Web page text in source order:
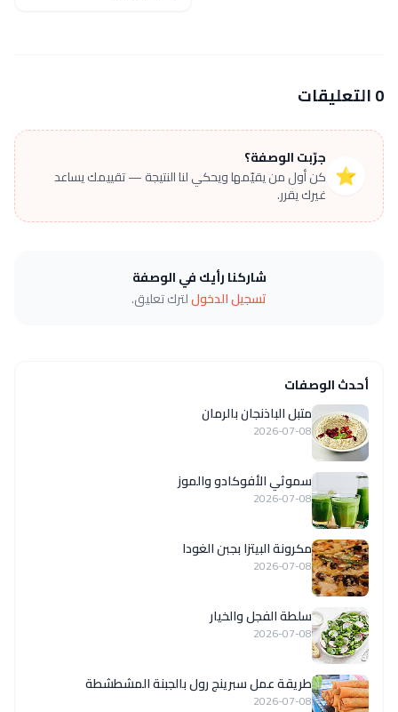
0 التعليقات
⭐
جرّبت الوصفة؟
كن أول من يقيّمها ويحكي لنا النتيجة — تقييمك يساعد
غيرك يقرر.
شاركنا رأيك في الوصفة
تسجيل الدخوللترك تعليق.
أحدث الوصفات
متبل الباذنجان بالرمان
2026-07-08
سموثي الأفوكادو والموز
2026-07-08
مكرونة البيتزا بجبن الغودا
2026-07-08
سلطة الفجل والخيار
2026-07-08
طريقة عمل سبرينج رول بالجبنة المشطشطة
2026-07-08